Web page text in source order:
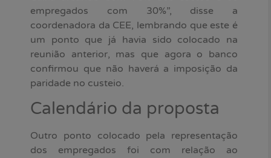
empregados com 30%”, disse a
coordenadora da CEE, lembrando que este é
um ponto que já havia sido colocado na
reunião anterior, mas que agora o banco
confirmou que não haverá a imposição da
paridade no custeio.
Calendário da proposta
Outro ponto colocado pela representação
dos empregados foi com relação ao